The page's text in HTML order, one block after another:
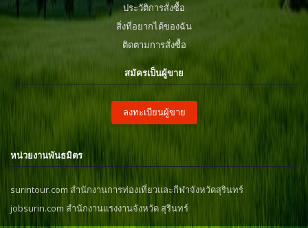
ประวัติการสั่งซื้อ
สิ่งที่อยากได้ของฉัน
ติดตามการสั่งซื้อ
สมัครเป็นผู้ขาย
ลงทะเบียนผู้ขาย
หน่วยงานพันธมิตร
surintour.com สำนักงานการท่องเที่ยวและกีฬาจังหวัดสุรินทร์
jobsurin.com สำนักงานแรงงานจังหวัด สุรินทร์